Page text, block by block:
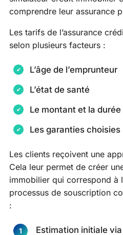
comprendre leur assurance
Les tarifs de l’assurance
selon plusieurs facteurs :
L’âge de l’emprunteur
L’état de santé
Le montant et la
Les garanties choisies
Les clients reçoivent une
Cela leur permet de créer
immobilier qui correspond à
processus de souscription
:
Estimation initiale